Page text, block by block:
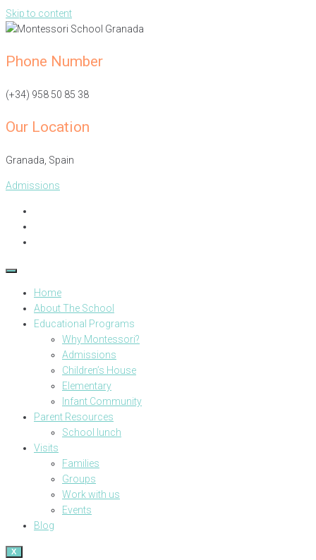
Skip to content
Phone Number
(+34) 958 50 85 38
Our Location
Granada, Spain​
Admissions
Home
About The School
Educational Programs
Why Montessori?
Admissions
Children’s House
Elementary
Infant Community
Parent Resources
School lunch
Visits
Families
Groups
Work with us
Events
Blog
X